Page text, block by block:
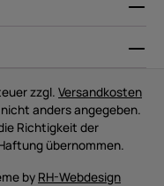
zzgl. Versandkosten
anders angegeben.
Richtigkeit der
übernommen.
by RH-Webdesign